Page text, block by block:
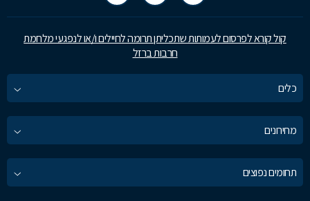
קול קורא לפרסום לעמותות שתכליתן תרומה לחיילים ו/או לנפגעי מלחמת
חרבות ברזל
כלים
מחירונים
תחומים נפוצים